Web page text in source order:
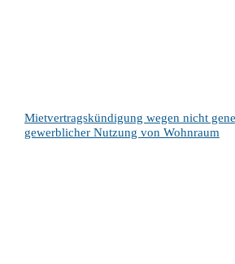
Mietvertragskündigung wegen nicht
gewerblicher Nutzung von Wohnraum